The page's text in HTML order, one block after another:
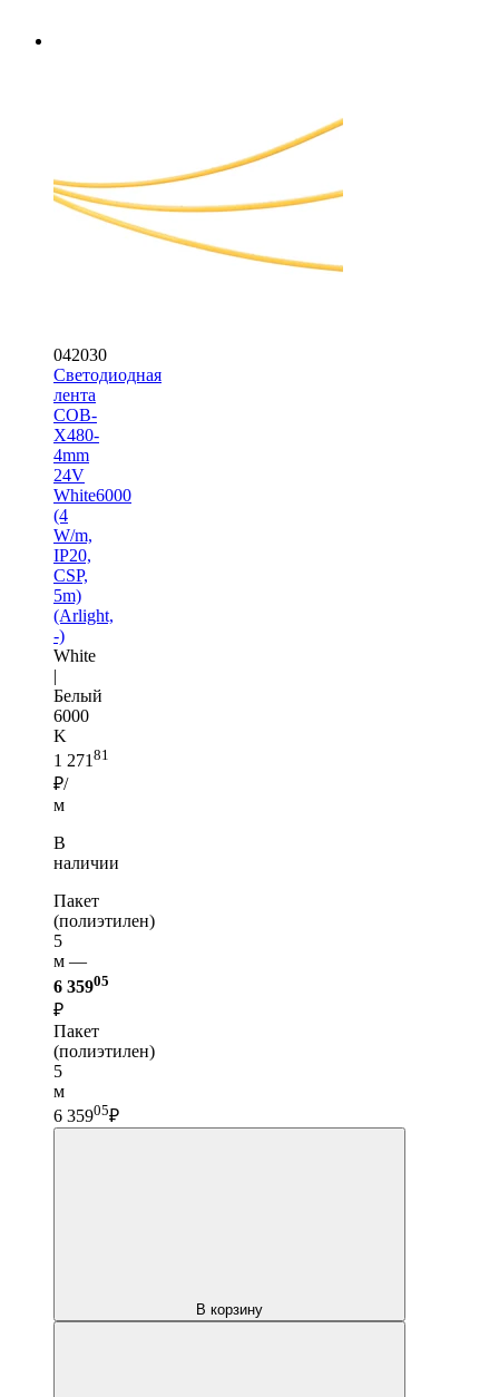
042030
Светодиодная
лента
COB-
X480-
4mm
24V
White6000
(4
W/m,
IP20,
CSP,
5m)
(Arlight,
-)
White
|
Белый
6000
K
1 271 81
₽/
м
В
наличии
Пакет
(полиэтилен)
5
м —
6 35905
₽
Пакет
(полиэтилен)
5
м
6 35905₽
В корзину